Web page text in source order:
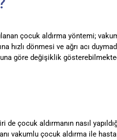
çocuk aldırma yöntemi;
hızlı dönmesi ve ağrı acı
göre değişiklik
çocuk aldırmanın nasıl
vakumlu çocuk aldırma ile